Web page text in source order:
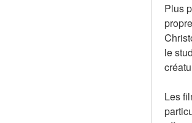
Plus
le
Les